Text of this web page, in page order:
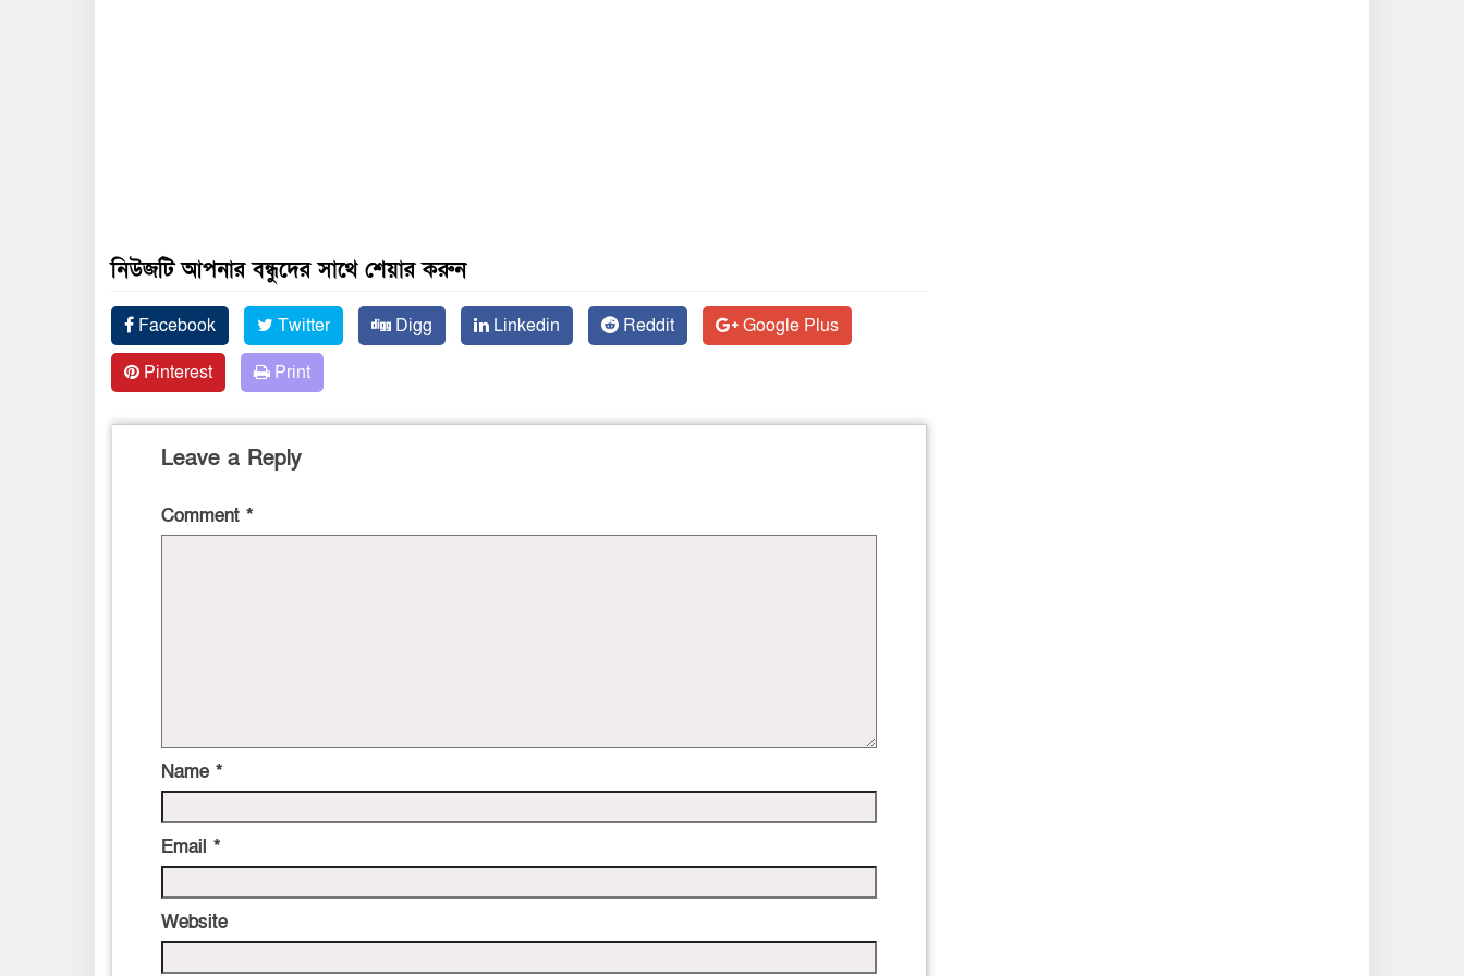
নিউজটি আপনার বন্ধুদের সাথে শেয়ার করুন
Facebook Twitter Digg Linkedin Reddit
Google Plus
Pinterest
Print
Leave a Reply
Comment *
Name *
Email *
Website